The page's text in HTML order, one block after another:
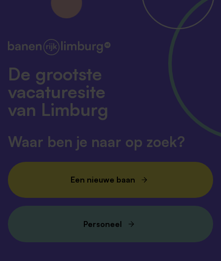
De grootste
vacaturesite
van Limburg
Waar ben je naar op zoek?
Een nieuwe baan
Personeel